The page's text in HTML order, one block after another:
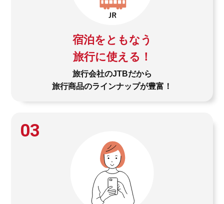
宿泊をともなう
旅行に使える！
旅行会社のJTBだから
旅行商品のラインナップが豊富！
03